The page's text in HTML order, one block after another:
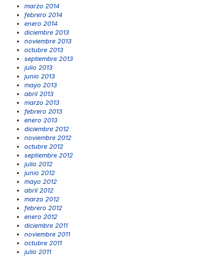
marzo 2014
febrero 2014
enero 2014
diciembre 2013
noviembre 2013
octubre 2013
septiembre 2013
julio 2013
junio 2013
mayo 2013
abril 2013
marzo 2013
febrero 2013
enero 2013
diciembre 2012
noviembre 2012
octubre 2012
septiembre 2012
julio 2012
junio 2012
mayo 2012
abril 2012
marzo 2012
febrero 2012
enero 2012
diciembre 2011
noviembre 2011
octubre 2011
julio 2011